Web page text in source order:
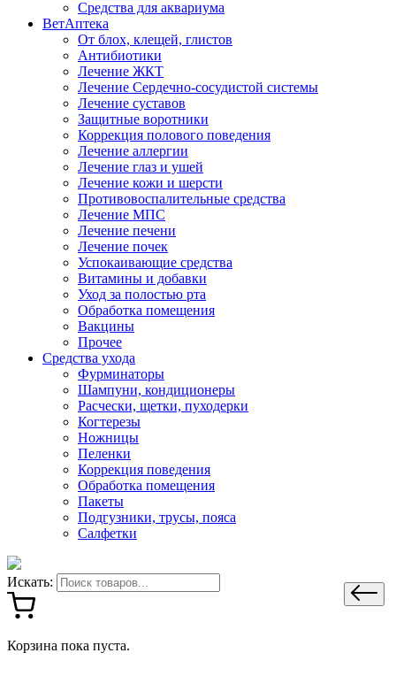
Средства для аквариума
ВетАптека
От блох, клещей, глистов
Антибиотики
Лечение ЖКТ
Лечение Сердечно-сосудистой системы
Лечение суставов
Защитные воротники
Коррекция полового поведения
Лечение аллергии
Лечение глаз и ушей
Лечение кожи и шерсти
Противовоспалительные средства
Лечение МПС
Лечение печени
Лечение почек
Успокаивающие средства
Витамины и добавки
Уход за полостью рта
Обработка помещения
Вакцины
Прочее
Средства ухода
Фурминаторы
Шампуни, кондиционеры
Расчески, щетки, пуходерки
Когтерезы
Ножницы
Пеленки
Коррекция поведения
Обработка помещения
Пакеты
Подгузники, трусы, пояса
Салфетки
Искать:
Корзина пока пуста.